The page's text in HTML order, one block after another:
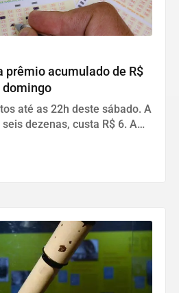
prêmio acumulado de R$
domingo
até as 22h deste sábado. A
dezenas, custa R$ 6. A
dezenas, custa R$ 6.